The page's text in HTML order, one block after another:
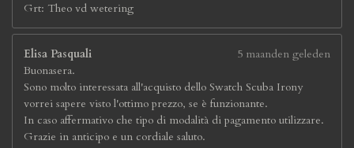
Grt: Theo vd wetering
Elisa Pasquali
5 maanden geleden
Buonasera.
Sono molto interessata all'acquisto dello Swatch Scuba Irony
vorrei sapere visto l'ottimo prezzo, se è funzionante.
In caso affermativo che tipo di modalità di pagamento utilizzare.
Grazie in anticipo e un cordiale saluto.